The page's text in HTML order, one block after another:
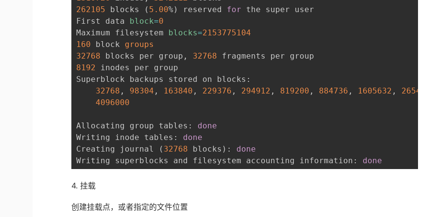
262105 blocks ( 5.00%) reserved for the super user
First data block=0
Maximum filesystem blocks=2153775104
160 block groups
32768 blocks per group, 32768
8192 inodes per group
Superblock backups stored on blocks:
32768 , 98304 , 163840 , 229376 , 294912 , 819200 , 884736 , 1605632 , 2654208
4096000
Allocating group tables: done
Writing inode tables: done
Creating journal
( 32768 blocks ) : done
Writing superblocks and filesystem accounting information: done
4. 挂载
创建挂载点，或者指定的文件位置